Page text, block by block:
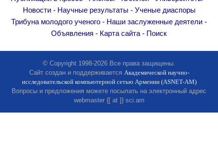
Юбилеи
Университеты
Научные результаты
Ученые диаспоры
Трибуна молодого ученого
Наши заслуженные деятели
Новости- Научные результаты - Ученые диаспоры
Трибуна молодого ученого - Наши заслуженные деятели -
Объявления - Карта сайта - Поиск
© Copyright 1998-2026 Все права защищены.
Сайт создан и поддерживается Академической научно-
исследовательской компьютерной сетью Армении (ASNET-AM)
Вопросы и предложения можете посылать на электронный адрес
webmaster {[ at ]} sci.am